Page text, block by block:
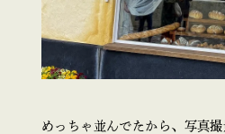
めっちゃ並んでたから、写真